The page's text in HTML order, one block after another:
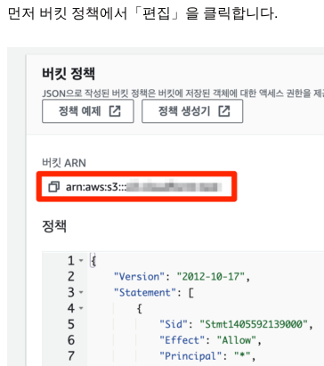
먼저 버킷 정책에서「편집」을 클릭합니다.